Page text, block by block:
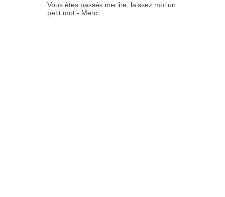
Vous êtes passés me lire, laissez moi un
petit mot - Merci